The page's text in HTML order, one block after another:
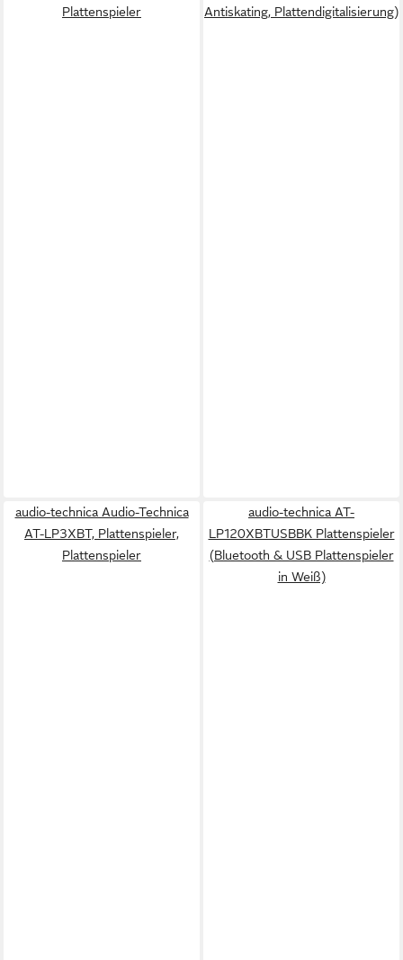
Plattenspieler Antiskating, Plattendigitalisierung)
audio-technica Audio-Technica
AT-LP3XBT, Plattenspieler,
Plattenspieler
audio-technica AT-
LP120XBTUSBBK Plattenspieler
(Bluetooth & USB Plattenspieler
in Weiß)